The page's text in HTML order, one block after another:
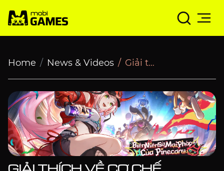
Home News & Videos Giải thích về Cơ Chế Servant trong Honkai: Star Rail bản cập nhật 3.0
GIẢI THÍCH VỀ CƠ CHẾ